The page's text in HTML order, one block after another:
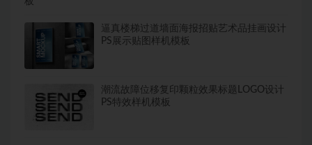
逼真楼梯过道墙面海报招贴艺术品挂画设计
PS展示贴图样机模板
潮流故障位移复印颗粒效果标题LOGO设计
PS特效样机模板